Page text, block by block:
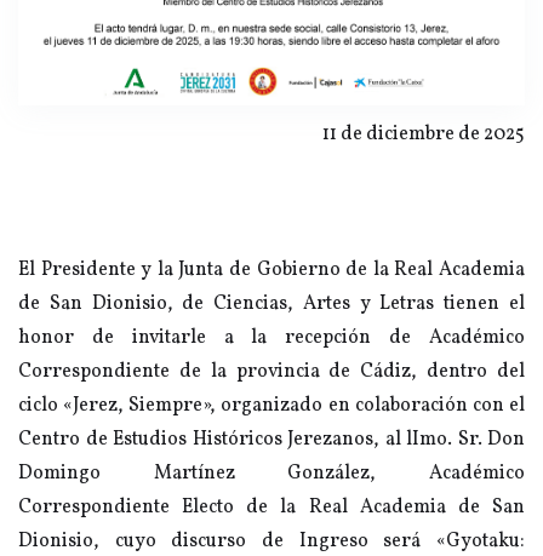
11 de diciembre de 2025
El Presidente y la Junta de Gobierno de la Real Academia
de San Dionisio, de Ciencias, Artes y Letras tienen el
honor de invitarle a la recepción de Académico
Correspondiente de la provincia de Cádiz, dentro del
ciclo «Jerez, Siempre», organizado en colaboración con el
Centro de Estudios Históricos Jerezanos, al lImo. Sr. Don
Domingo Martínez González, Académico
Correspondiente Electo de la Real Academia de San
Dionisio, cuyo discurso de Ingreso será «Gyotaku: